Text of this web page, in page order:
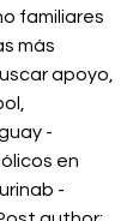
familiares
más
apoyo,
-
en
-